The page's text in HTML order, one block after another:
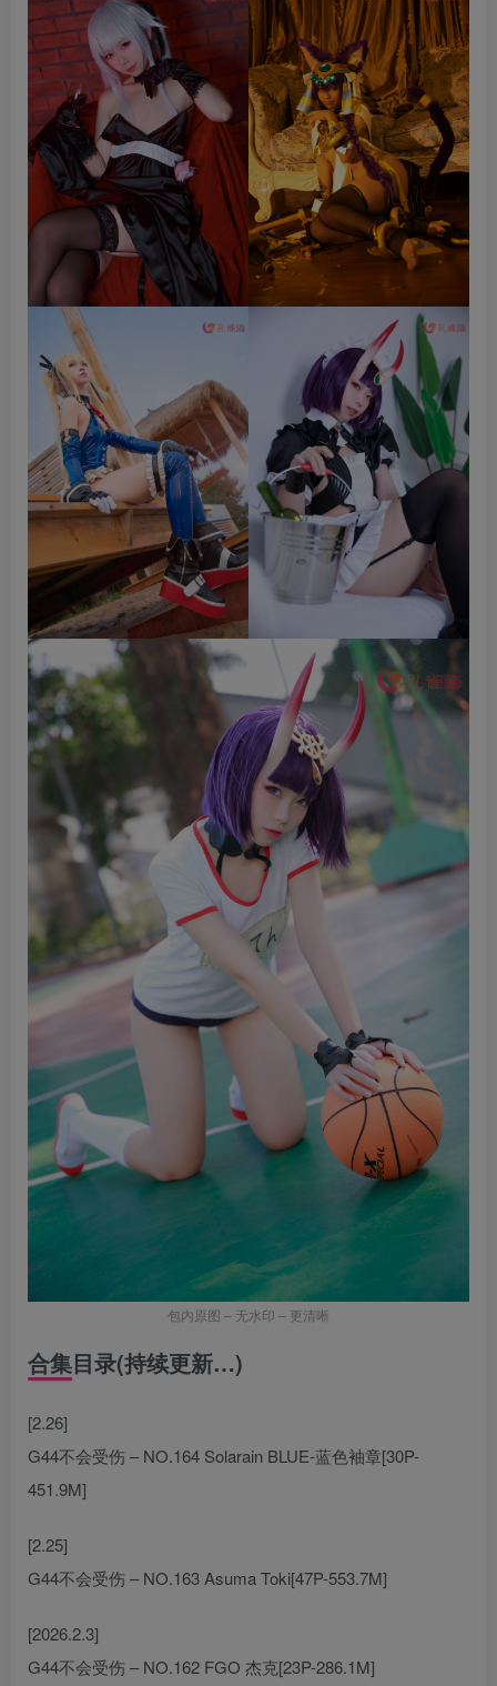
包内原图 – 无水印 – 更清晰
合集目录(持续更新…)
[2.26]
G44不会受伤 – NO.164 Solarain BLUE-蓝色袖章[30P-
451.9M]
[2.25]
G44不会受伤 – NO.163 Asuma Toki[47P-553.7M]
[2026.2.3]
G44不会受伤 – NO.162 FGO 杰克[23P-286.1M]